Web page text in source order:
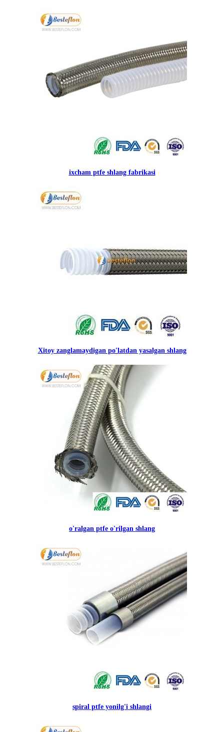
ixcham ptfe shlang fabrikasi
Xitoy zanglamaydigan po'latdan yasalgan shlang
o'ralgan ptfe o'rilgan shlang
spiral ptfe yonilg'i shlangi